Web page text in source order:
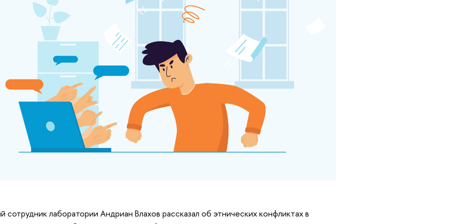
сотрудник лаборатории Андриан Влахов рассказал об этнических конфликтах в